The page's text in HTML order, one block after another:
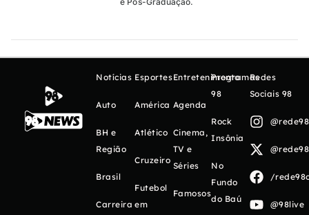
Notícias
Auto
BH e
Região
Brasil
Carreira
Esportes
América
Atlético
Cruzeiro
Futebol
em
Entretenimento
Agenda
Cinema,
TV e
Séries
Famosos
Programas
98
Rock
Insônia
No
Fundo
do Baú
Redes
Sociais 98
/
@98live